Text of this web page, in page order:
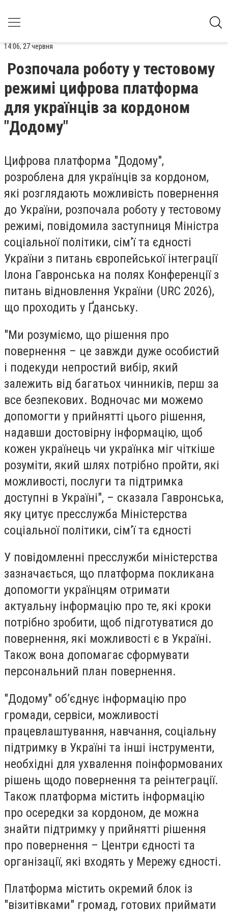
14:06, 27 червня
Розпочала роботу у тестовому
режимі цифрова платформа
для українців за кордоном
"Додому"
Цифрова платформа "Додому",
розроблена для українців за кордоном,
які розглядають можливість повернення
до України, розпочала роботу у тестовому
режимі, повідомила заступниця Міністра
соціальної політики, сім’ї та єдності
України з питань європейської інтеграції
Ілона Гавронська на полях Конференції з
питань відновлення України (URC 2026),
що проходить у Ґданську.
"Ми розуміємо, що рішення про
повернення – це завжди дуже особистий
і подекуди непростий вибір, який
залежить від багатьох чинників, перш за
все безпекових. Водночас ми можемо
допомогти у прийнятті цього рішення,
надавши достовірну інформацію, щоб
кожен українець чи українка міг чіткіше
розуміти, який шлях потрібно пройти, які
можливості, послуги та підтримка
доступні в Україні", – сказала Гавронська,
яку цитує пресслужба Міністерства
соціальної політики, сім’ї та єдності
У повідомленні пресслужби міністерства
зазначається, що платформа покликана
допомогти українцям отримати
актуальну інформацію про те, які кроки
потрібно зробити, щоб підготуватися до
повернення, які можливості є в Україні.
Також вона допомагає сформувати
персональний план повернення.
"Додому" об’єднує інформацію про
громади, сервіси, можливості
працевлаштування, навчання, соціальну
підтримку в Україні та інші інструменти,
необхідні для ухвалення поінформованих
рішень щодо повернення та реінтеграції.
Також платформа містить інформацію
про осередки за кордоном, де можна
знайти підтримку у прийнятті рішення
про повернення – Центри єдності та
організації, які входять у Мережу єдності.
Платформа містить окремий блок із
"візитівками" громад, готових приймати